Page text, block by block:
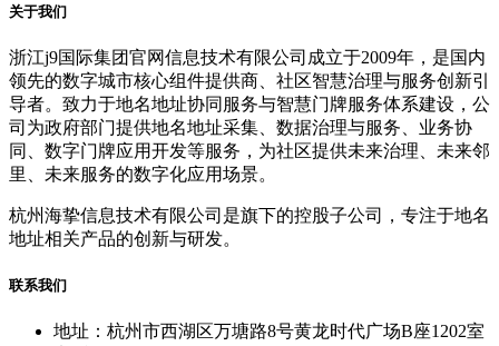
关于我们
浙江j9国际集团官网信息技术有限公司成立于2009年，是国内
领先的数字城市核心组件提供商、社区智慧治理与服务创新引
导者。致力于地名地址协同服务与智慧门牌服务体系建设，公
司为政府部门提供地名地址采集、数据治理与服务、业务协
同、数字门牌应用开发等服务，为社区提供未来治理、未来邻
里、未来服务的数字化应用场景。
杭州海挚信息技术有限公司是旗下的控股子公司，专注于地名
地址相关产品的创新与研发。
联系我们
地址：杭州市西湖区万塘路8号黄龙时代广场B座1202室